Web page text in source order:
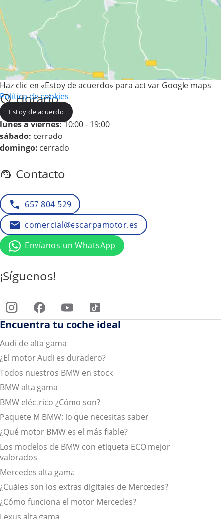
Horario
lunes a viernes:10:00 - 19:00
sábado: cerrado
domingo: cerrado
Contacto
657 804 529
comercial@escarpamotor.es
Envíanos un WhatsApp
¡Síguenos!
Haz clic en «Estoy de acuerdo» para activar Google maps
Política de cookies
Estoy de acuerdo
Encuentra tu coche ideal
Audi de alta gama
¿El motor Audi es duradero?
Todos nuestros BMW en stock
BMW alta gama
BMW eléctrico ¿Cómo son?
Paquete M BMW: lo que necesitas saber
¿Qué motor BMW es el más fiable?
Los modelos de BMW con etiqueta ECO mejor
valorados
Mercedes alta gama
¿Cuáles son los extras digitales de Mercedes?
¿Cómo funciona el motor Mercedes?
Lexus alta gama